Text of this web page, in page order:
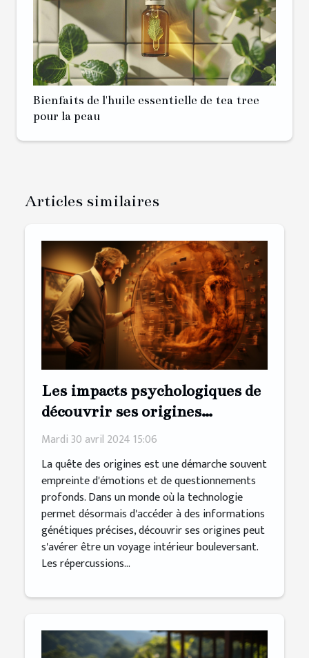
Bienfaits de l'huile essentielle de tea tree
pour la peau
Articles similaires
Les impacts psychologiques de
découvrir ses origines
génétiques
Mardi 30 avril 2024 15:06
La quête des origines est une démarche souvent
empreinte d'émotions et de questionnements
profonds. Dans un monde où la technologie
permet désormais d'accéder à des informations
génétiques précises, découvrir ses origines peut
s'avérer être un voyage intérieur bouleversant.
Les répercussions...